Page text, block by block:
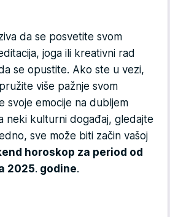
da se posvetite svom
joga ili kreativni rad
se opustite. Ako ste u vezi,
više pažnje svom
svoje emocije na dubljem
neki kulturni događaj, gledajte
sve može biti začin vašoj
horoskop za period od
2025. godine.